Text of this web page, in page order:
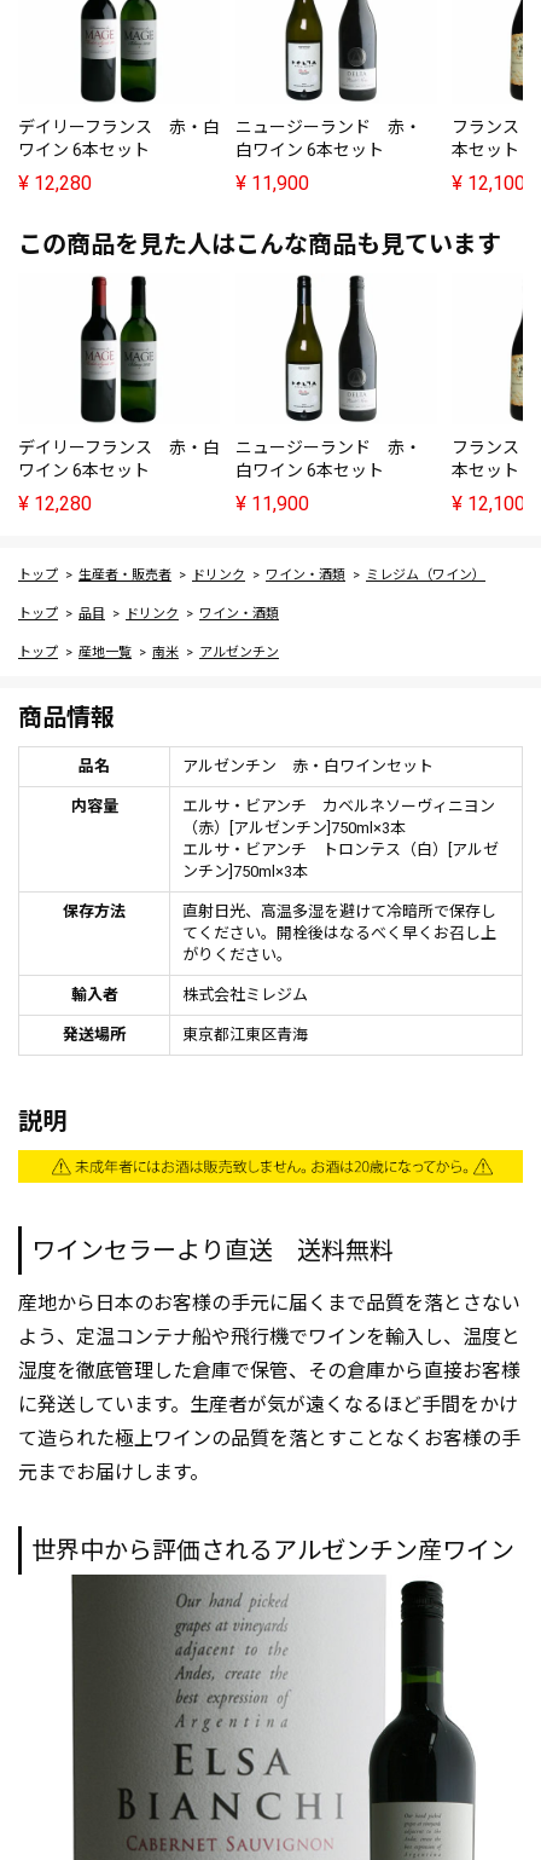
デイリーフランス 赤・白
ワイン 6本セット
¥ 12,280
ニュージーランド 赤・
白ワイン 6本セット
¥ 11,900
フランス
本セット
¥ 12,100
この商品を見た人はこんな商品も見ています
デイリーフランス 赤・白
ワイン 6本セット
¥ 12,280
ニュージーランド 赤・
白ワイン 6本セット
¥ 11,900
フランス
本セット
¥ 12,100
トップ 生産者・販売者 ドリンク ワイン・酒類 ミレジム（ワイン）
トップ 品目 ドリンク ワイン・酒類
トップ 産地一覧 南米 アルゼンチン
商品情報
品名 アルゼンチン 赤・白ワインセット
内容量
エルサ・ビアンチ カベルネソーヴィニヨン
（赤）[アルゼンチン]750ml×3本
エルサ・ビアンチ トロンテス（白）[アルゼ
ンチン]750ml×3本
保存方法
直射日光、高温多湿を避けて冷暗所で保存し
てください。開栓後はなるべく早くお召し上
がりください。
輸入者 株式会社ミレジム
発送場所 東京都江東区青海
説明
ワインセラーより直送 送料無料
産地から日本のお客様の手元に届くまで品質を落とさない
よう、定温コンテナ船や飛行機でワインを輸入し、温度と
湿度を徹底管理した倉庫で保管、その倉庫から直接お客様
に発送しています。生産者が気が遠くなるほど手間をかけ
て造られた極上ワインの品質を落とすことなくお客様の手
元までお届けします。
世界中から評価されるアルゼンチン産ワイン